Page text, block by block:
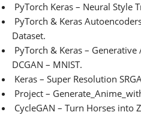
PyTorch Keras – Neural Style
PyTorch & Keras
Dataset.
PyTorch & Keras –
DCGAN – MNIST.
Keras – Super Resolution
Project –
CycleGAN – Turn Horses into